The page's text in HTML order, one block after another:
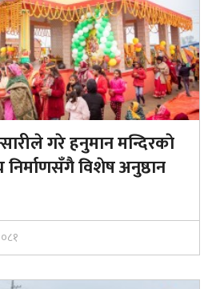
गरे हनुमान मन्दिरकाे
विशेष अनुष्ठान